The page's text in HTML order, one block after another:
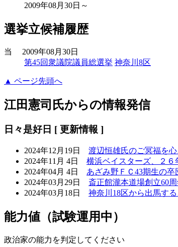
2009年08月30日～
選挙立候補履歴
当
2009年08月30日
第45回衆議院議員総選挙 神奈川8区
▲ ページ先頭へ
江田憲司氏からの情報発信
日々是好日 [ 更新情報 ]
2024年12月19日 渡辺恒雄氏のご冥福を
2024年11月 4日 横浜ベイスターズ、２６
2024年04月 4日 あざみ野ＦＣ43期生の
2024年03月29日 斎正館瀧本道場創立60
2024年03月18日 神奈川18区から出馬す
能力値（試験運用中）
政治家の能力を判定してください